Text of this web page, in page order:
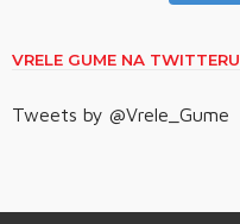
VRELE GUME NA TWITTERU
Tweets by @Vrele_Gume